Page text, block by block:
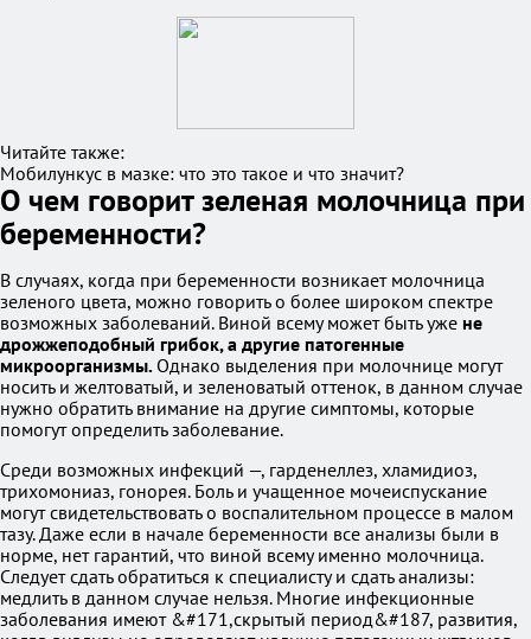
Читайте также:
Мобилункус в мазке: что это такое и что значит?
О чем говорит зеленая молочница при
беременности?
В случаях, когда при беременности возникает молочница
зеленого цвета, можно говорить о более широком спектре
возможных заболеваний. Виной всему может быть уже не
дрожжеподобный грибок, а другие патогенные
микроорганизмы. Однако выделения при молочнице могут
носить и желтоватый, и зеленоватый оттенок, в данном случае
нужно обратить внимание на другие симптомы, которые
помогут определить заболевание.
Среди возможных инфекций —, гарденеллез, хламидиоз,
трихомониаз, гонорея. Боль и учащенное мочеиспускание
могут свидетельствовать о воспалительном процессе в малом
тазу. Даже если в начале беременности все анализы были в
норме, нет гарантий, что виной всему именно молочница.
Следует сдать обратиться к специалисту и сдать анализы:
медлить в данном случае нельзя. Многие инфекционные
заболевания имеют &#171,скрытый период&#187, развития,